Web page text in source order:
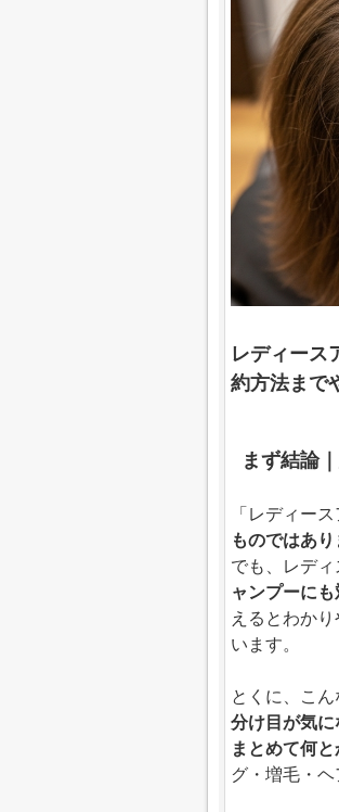
レディース
約方法まで
まず結論
「レディー
ものではあ
でも、レデ
ャンプーにも
えるとわか
います。
とくに、こん
分け目が気
まとめて何
グ・増毛・